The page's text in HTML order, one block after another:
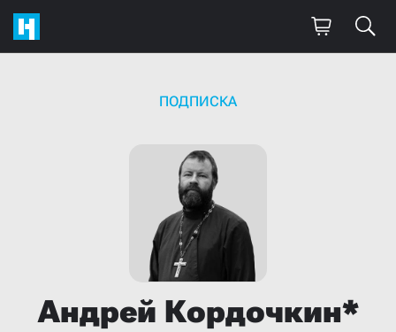
ПОДПИСКА
Андрей Кордочкин*